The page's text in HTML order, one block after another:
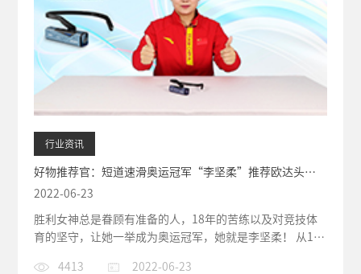
行业资讯
好物推荐官：短道速滑奥运冠军“李坚柔”推荐欧达头戴
式直播摄像机EP7 Pro
2022-06-23
胜利女神总是眷顾有准备的人，18年的苦练以及对竞技体
育的坚守，让她一举成为奥运冠军，她就是李坚柔！ 从10
4413
2022-06-23